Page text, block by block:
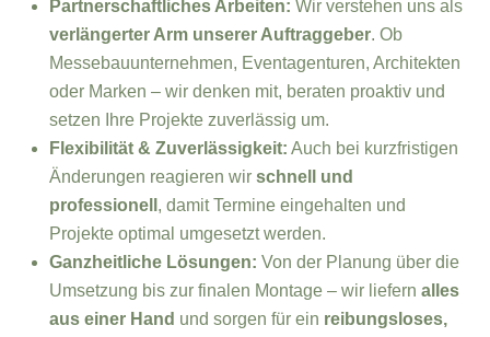
Partnerschaftliches Arbeiten: Wir verstehen uns als
verlängerter Arm unserer Auftraggeber. Ob
Messebauunternehmen, Eventagenturen, Architekten
oder Marken – wir denken mit, beraten proaktiv und
setzen Ihre Projekte zuverlässig um.
Flexibilität & Zuverlässigkeit: Auch bei kurzfristigen
Änderungen reagieren wir schnell und
professionell , damit Termine eingehalten und
Projekte optimal umgesetzt werden.
Ganzheitliche Lösungen: Von der Planung über die
Umsetzung bis zur finalen Montage – wir liefern alles
aus einer Hand und sorgen für ein reibungsloses,